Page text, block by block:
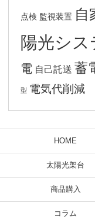
点検 監視装置 自
陽光シス
電 自己託送 蓄
型 電気代削減
HOME
太陽光架台
商品購入
コラム